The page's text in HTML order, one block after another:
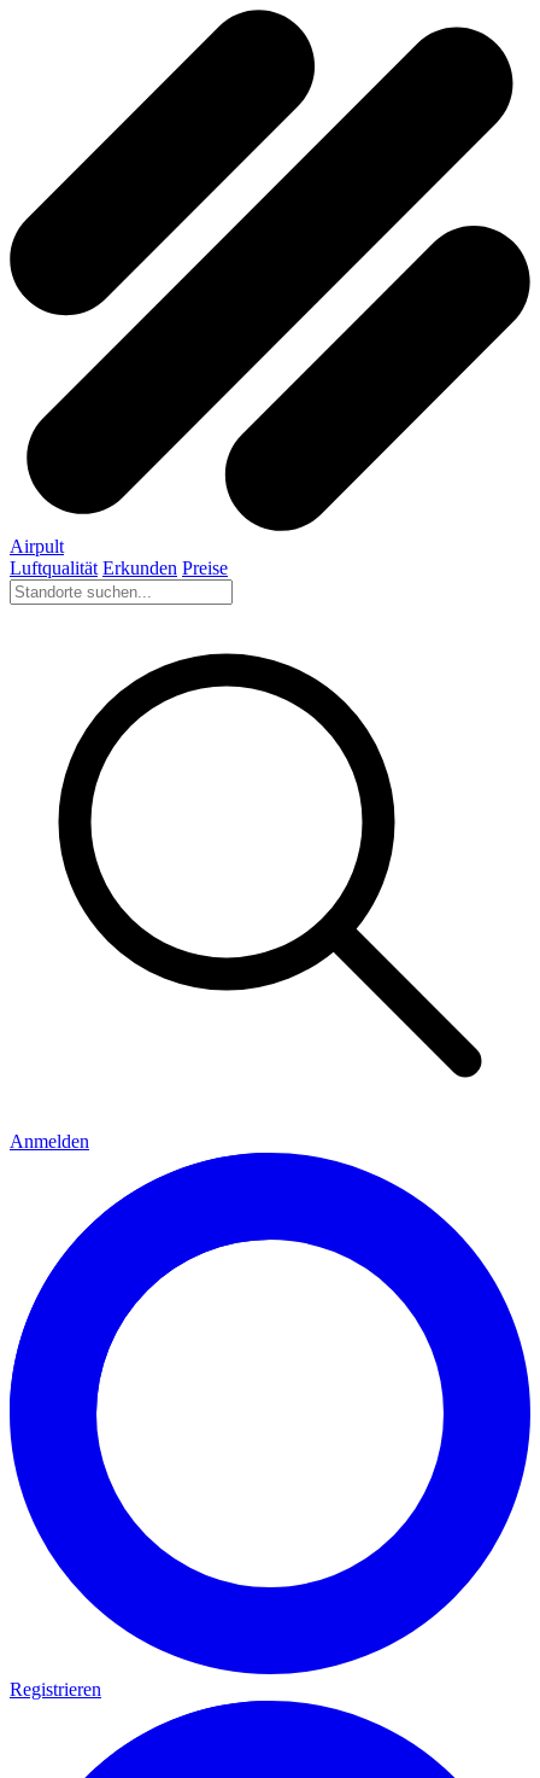
Airpult
Luftqualität Erkunden Preise
Anmelden
Registrieren